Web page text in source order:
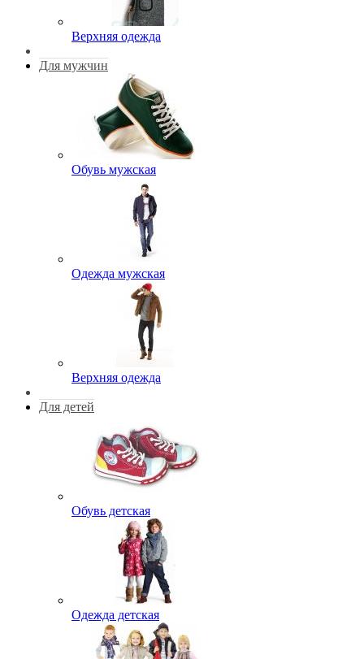
Верхняя одежда
Для мужчин
Обувь мужская
Одежда мужская
Верхняя одежда
Для детей
Обувь детская
Одежда детская